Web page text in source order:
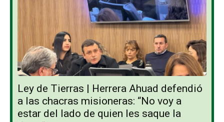
Ley de Tierras | Herrera Ahuad defendió
a las chacras misioneras: “No voy a
estar del lado de quien les saque la